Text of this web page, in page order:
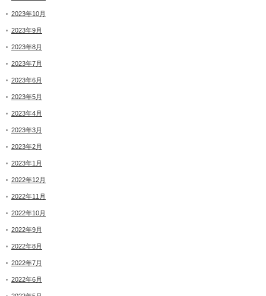
2023年10月
2023年9月
2023年8月
2023年7月
2023年6月
2023年5月
2023年4月
2023年3月
2023年2月
2023年1月
2022年12月
2022年11月
2022年10月
2022年9月
2022年8月
2022年7月
2022年6月